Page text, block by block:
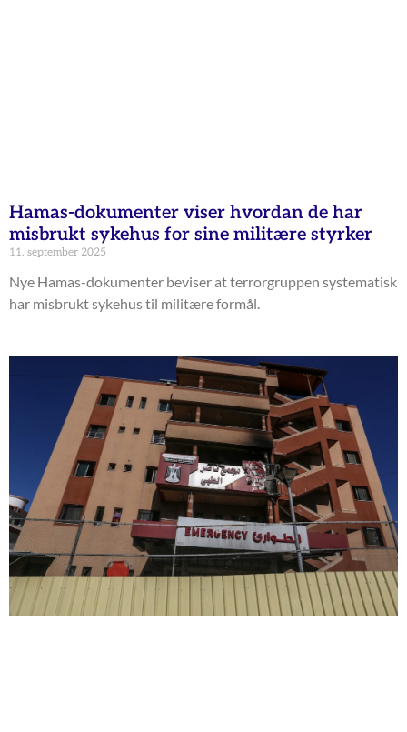
Hamas-dokumenter viser hvordan de har
misbrukt sykehus for sine militære styrker
11. september 2025
Nye Hamas-dokumenter beviser at terrorgruppen systematisk
har misbrukt sykehus til militære formål.